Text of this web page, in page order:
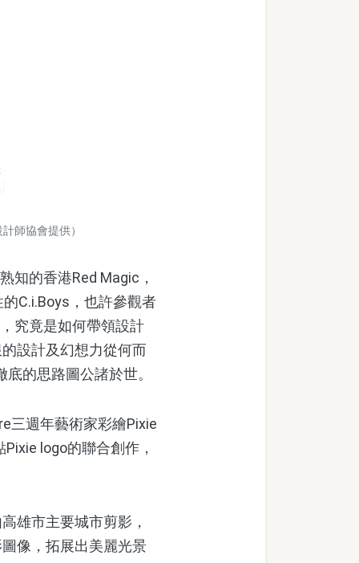
師協會提供）
的香港Red Magic，
C.i.Boys，也許參觀者
究竟是如何帶領設計
設計及幻想力從何而
的思路圖公諸於世。
週年藝術家彩繪Pixie
logo的聯合創作，
市主要城市剪影，
像，拓展出美麗光景